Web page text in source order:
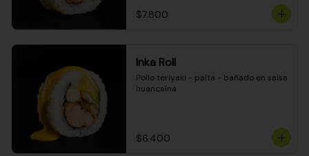
$7.800
Inka Roll
Pollo teriyaki - palta - bañado en salsa
huancaína
$6.400